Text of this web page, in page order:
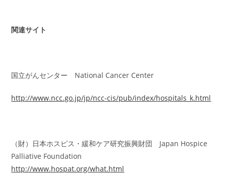
関連サイト
国立がんセンター National Cancer Center
http://www.ncc.go.jp/jp/ncc-cis/pub/index/hospitals_k.html
（財）日本ホスピス・緩和ケア研究振興財団 Japan Hospice
Palliative Foundation
http://www.hospat.org/what.html